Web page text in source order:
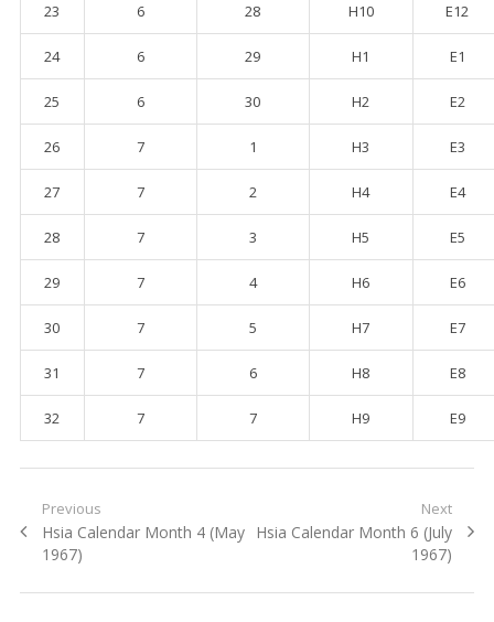
23 6 28 H10 E12
24 6 29 H1 E1
25 6 30 H2 E2
26 7 1 H3 E3
27 7 2 H4 E4
28 7 3 H5 E5
29 7 4 H6 E6
30 7 5 H7 E7
31 7 6 H8 E8
32 7 7 H9 E9
Post navigation
Previous
Previous post:
Hsia Calendar Month 4 (May
1967)
Next
Next post:
Hsia Calendar Month 6 (July
1967)